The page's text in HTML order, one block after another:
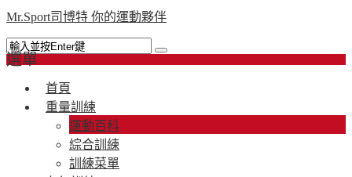
Mr.Sport司博特 你的運動夥伴
選單
首頁
重量訓練
運動百科
綜合訓練
訓練菜單